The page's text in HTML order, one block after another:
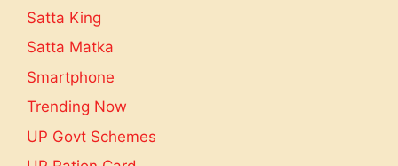
Satta King
Satta Matka
Smartphone
Trending Now
UP Govt Schemes